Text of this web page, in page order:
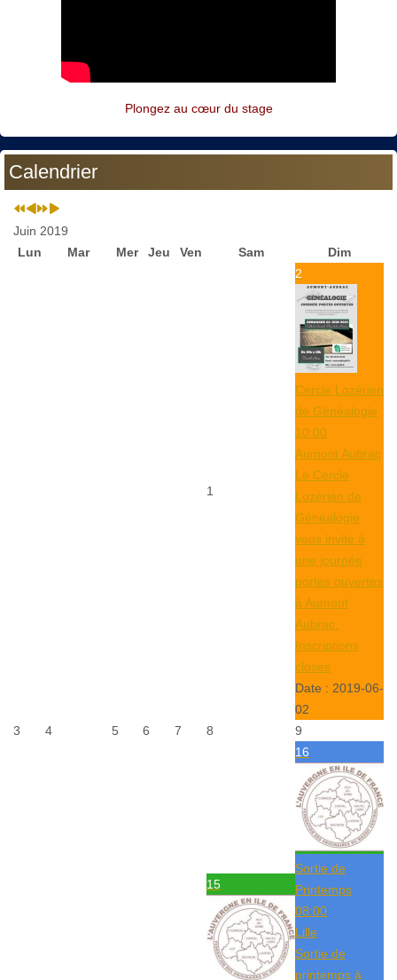
Plongez au cœur du stage
Calendrier
Juin 2019
Lun
Mar Mer Jeu Ven Sam Dim
1
2
Cercle Lozérien
de Généalogie
10:00
Aumont Aubrac
Le Cercle
Lozérien de
Généalogie
vous invite à
une journée
portes ouvertes
à Aumont
Aubrac.
Inscriptions
closes
Date : 2019-06-
02
3
4 5 6 7 8 9
15
16
Sortie de
Printemps
08:00
Lille
Sortie de
printemps à